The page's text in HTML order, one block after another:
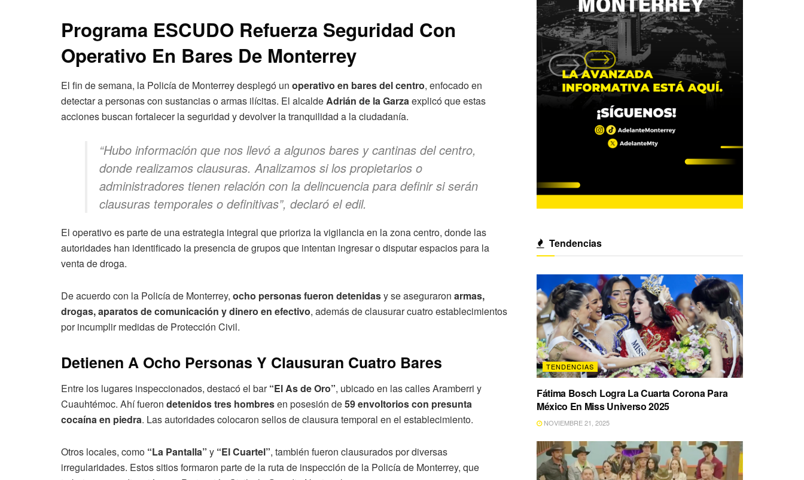
Programa ESCUDO Refuerza Seguridad Con
Operativo En Bares De Monterrey
El fin de semana, la Policía de Monterrey desplegó un operativo en bares del centro, enfocado en
detectar a personas con sustancias o armas ilícitas. El alcaldeAdrián de la Garzaexplicó que estas
acciones buscan fortalecer la seguridad y devolver la tranquilidad a la ciudadanía.
“Hubo información que nos llevó a algunos bares y cantinas del centro,
donde realizamos clausuras. Analizamos si los propietarios o
administradores tienen relación con la delincuencia para definir si serán
clausuras temporales o definitivas”, declaró el edil.
El operativo es parte de una estrategia integral que prioriza la vigilancia en la zona centro, donde las
autoridades han identificado la presencia de grupos que intentan ingresar o disputar espacios para la
venta de droga.
De acuerdo con la Policía de Monterrey, ocho personas fueron detenidasy se aseguraron armas,
drogas, aparatos de comunicación y dinero en efectivo, además de clausurar cuatro establecimientos
por incumplir medidas de Protección Civil.
Detienen A Ocho Personas Y Clausuran Cuatro Bares
Entre los lugares inspeccionados, destacó el bar“El As de Oro”, ubicado en las calles Aramberri y
Cuauhtémoc. Ahí fueron detenidos tres hombresen posesión de59 envoltorios con presunta
cocaína en piedra. Las autoridades colocaron sellos de clausura temporal en el establecimiento.
Otros locales, como “La Pantalla” y “El Cuartel”, también fueron clausurados por diversas
irregularidades. Estos sitios formaron parte de la ruta de inspección de la Policía de Monterrey, que
Tendencias
TENDENCIAS
Fátima Bosch Logra La Cuarta Corona Para
México En Miss Universo 2025
NOVIEMBRE 21, 2025